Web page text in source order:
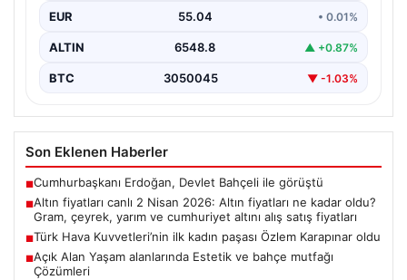
EUR 55.04 • 0.01%
ALTIN 6548.8 ▲ +0.87%
BTC 3050045 ▼ -1.03%
Son Eklenen Haberler
■Cumhurbaşkanı Erdoğan, Devlet Bahçeli ile görüştü
■Altın fiyatları canlı 2 Nisan 2026: Altın fiyatları ne kadar oldu?
Gram, çeyrek, yarım ve cumhuriyet altını alış satış fiyatları
■Türk Hava Kuvvetleri’nin ilk kadın paşası Özlem Karapınar oldu
■Açık Alan Yaşam alanlarında Estetik ve bahçe mutfağı
Çözümleri